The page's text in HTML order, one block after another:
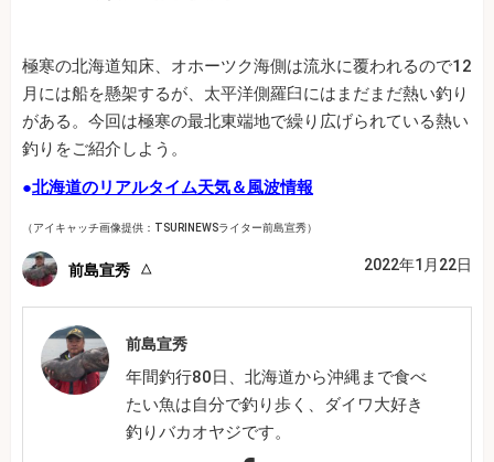
極寒の北海道知床、オホーツク海側は流氷に覆われるので12
月には船を懸架するが、太平洋側羅臼にはまだまだ熱い釣り
がある。今回は極寒の最北東端地で繰り広げられている熱い
釣りをご紹介しよう。
●北海道のリアルタイム天気＆風波情報
（アイキャッチ画像提供：TSURINEWSライター前島宣秀）
前島宣秀 2022年1月22日
前島宣秀
年間釣行80日、北海道から沖縄まで食べ
たい魚は自分で釣り歩く、ダイワ大好き
釣りバカオヤジです。